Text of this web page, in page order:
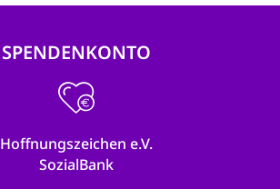
SPENDENKONTO
Hoffnungszeichen e.V.
SozialBank